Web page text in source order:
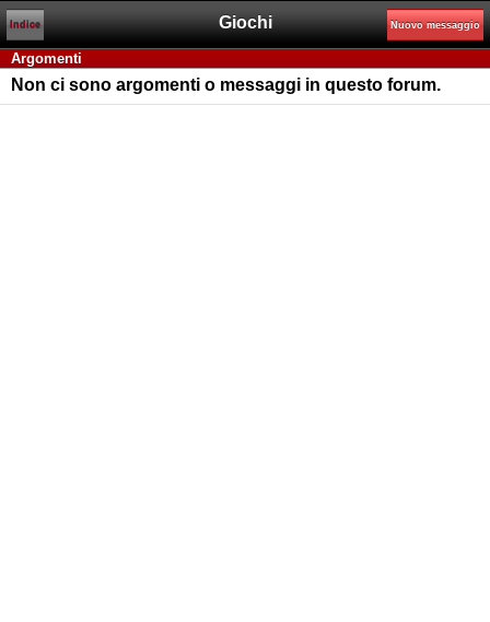
Giochi
Indice Nuovo messaggio
Argomenti
Non ci sono argomenti o messaggi in questo forum.